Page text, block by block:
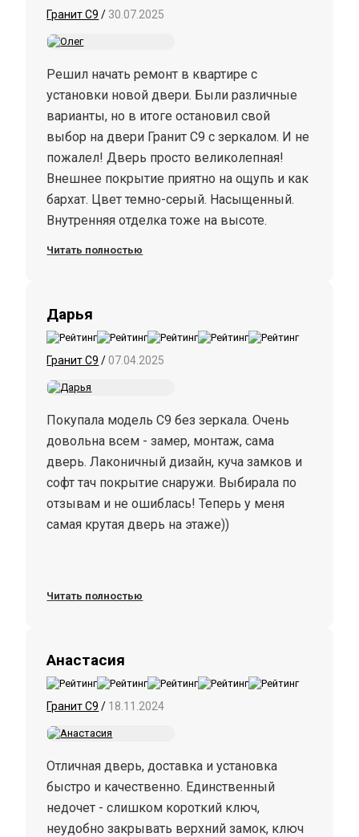
Гранит С9 / 30.07.2025
Решил начать ремонт в квартире с
установки новой двери. Были различные
варианты, но в итоге остановил свой
выбор на двери Гранит С9 с зеркалом. И не
пожалел! Дверь просто великолепная!
Внешнее покрытие приятно на ощупь и как
бархат. Цвет темно-серый. Насыщенный.
Внутренняя отделка тоже на высоте.
холодильнике! В хорошем смысле. Если
кто стоит перед выбором, не
сомневайтесь, берите! Отдельные слова
благодарности Хотел бы сказать ребятам,
быстро, по делу. Поставили меньше чем за
час. С предварительным удалением старой
деревянной двери. Приятно, когда работу
делают профессионалы. Спасибо.
Читать полностью
Дарья
Гранит С9 /07.04.2025
Покупала модель C9 без зеркала. Очень
довольна всем - замер, монтаж, сама
дверь. Лаконичный дизайн, куча замков и
софт тач покрытие снаружи. Выбирала по
отзывам и не ошиблась! Теперь у меня
самая крутая дверь на этаже))
Читать полностью
Анастасия
Гранит С9 / 18.11.2024
Отличная дверь, доставка и установка
быстро и качественно. Единственный
недочет - слишком короткий ключ,
неудобно закрывать верхний замок, ключ